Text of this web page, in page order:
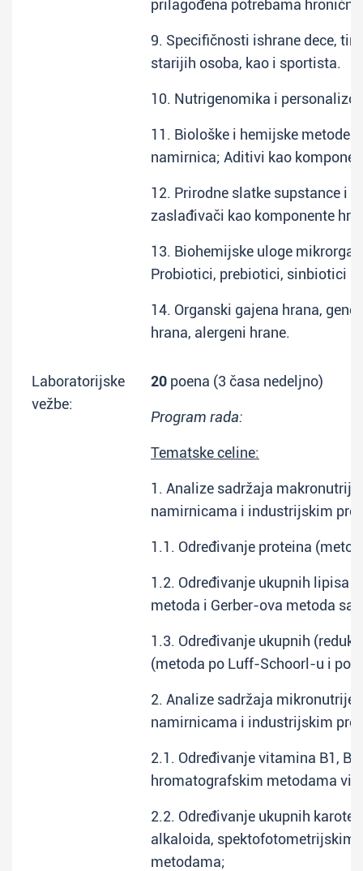
prilagođena potrebama
9. Specifičnosti ishrane dece,
starijih osoba, kao i sportista.
10. Nutrigenomika i
11. Biološke i hemijske metode
namirnica; Aditivi kao
12. Prirodne slatke supstance i
zaslađivači kao komponente
13. Biohemijske uloge
Probiotici, prebiotici, sinbiotici i
14. Organski gajena hrana,
hrana, alergeni hrane.
Laboratorijske
vežbe:
20 poena (3 časa nedeljno)
Program rada:
Tematske celine:
1. Analize sadržaja
namirnicama i industrijskim
1.1. Određivanje proteina
1.2. Određivanje ukupnih lipisa
metoda i Gerber-ova metoda sa
1.3. Određivanje ukupnih
(metoda po Luff-Schoorl-u i
2. Analize sadržaja
namirnicama i industrijskim
2.1. Određivanje vitamina B1,
hromatografskim metodama
2.2. Određivanje ukupnih
alkaloida, spektofotometrijskim
metodama;